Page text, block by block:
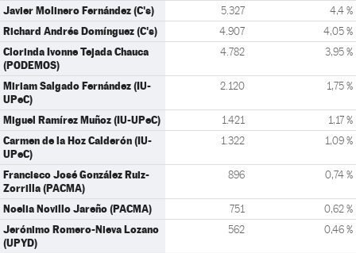
Javier Molinero Fernández (C's) 5.327 4,4 %
Richard Andrés Domínguez (C's) 4.907 4,05 %
Clorinda Ivonne Tejada Chauca
(PODEMOS)
4.782 3,95 %
Miriam Salgado Fernández (IU-
UPeC)
2.120 1,75 %
Miguel Ramírez Muñoz (IU-UPeC) 1.421 1,17 %
Carmen de la Hoz Calderón (IU-
UPeC)
1.322 1,09 %
Francisco José González Ruiz-
Zorrilla (PACMA)
896 0,74 %
Noelia Novillo Jareño (PACMA) 751 0,62 %
Jerónimo Romero-Nieva Lozano
(UPYD)
562 0,46 %